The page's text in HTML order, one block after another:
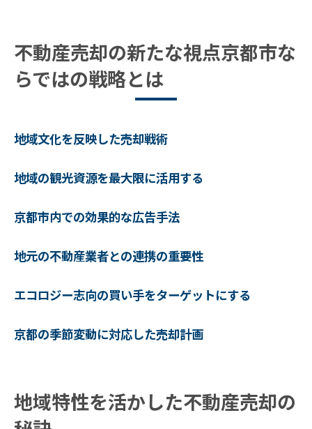
不動産売却の新たな視点京都市な
らではの戦略とは
地域文化を反映した売却戦術
地域の観光資源を最大限に活用する
京都市内での効果的な広告手法
地元の不動産業者との連携の重要性
エコロジー志向の買い手をターゲットにする
京都の季節変動に対応した売却計画
地域特性を活かした不動産売却の